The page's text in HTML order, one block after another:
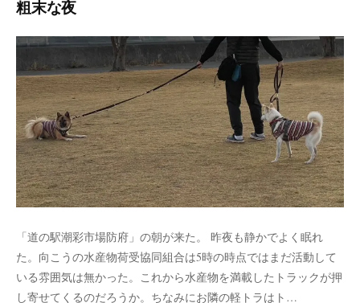
粗末な夜
「道の駅潮彩市場防府」の朝が来た。 昨夜も静かでよく眠れ
た。向こうの水産物荷受協同組合は5時の時点ではまだ活動して
いる雰囲気は無かった。これから水産物を満載したトラックが押
し寄せてくるのだろうか。ちなみにお隣の軽トラはト…